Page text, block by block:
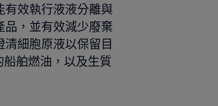
效執行液液分離與
，並有效減少廢棄
細胞原液以保留目
舶燃油，以及生質